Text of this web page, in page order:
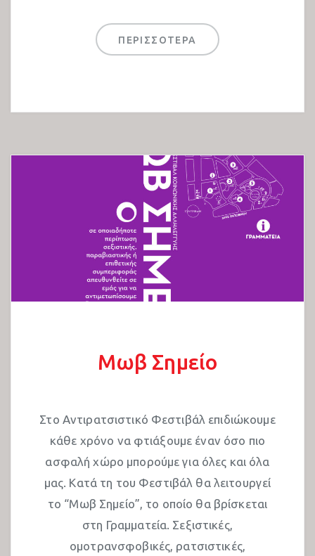
ΠΕΡΙΣΣΟΤΕΡΑ
Μωβ Σημείο
Στο Αντιρατσιστικό Φεστιβάλ επιδιώκουμε
κάθε χρόνο να φτιάξουμε έναν όσο πιο
ασφαλή χώρο μπορούμε για όλες και όλα
μας. Κατά τη του Φεστιβάλ θα λειτουργεί
το “Μωβ Σημείο”, το οποίο θα βρίσκεται
στη Γραμματεία. Σεξιστικές,
ομοτρανσφοβικές, ρατσιστικές,